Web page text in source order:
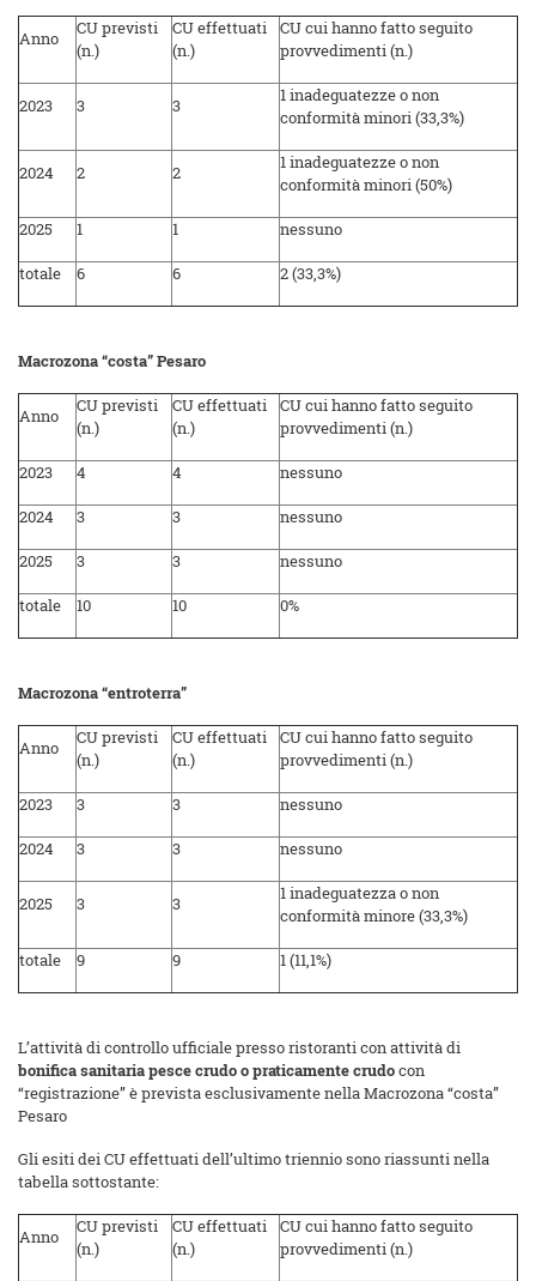
Anno
CU previsti
(n.)
CU effettuati
(n.)
CU cui hanno fatto seguito
provvedimenti (n.)
2023 3 3
1 inadeguatezze o non
conformità minori (33,3%)
2024 2 2
1 inadeguatezze o non
conformità minori (50%)
2025 1 1 nessuno
totale 6 6 2 (33,3%)
Macrozona “costa” Pesaro
Anno
CU previsti
(n.)
CU effettuati
(n.)
CU cui hanno fatto seguito
provvedimenti (n.)
2023 4 4 nessuno
2024 3 3 nessuno
2025 3 3 nessuno
totale 10 10 0%
Macrozona “entroterra”
Anno
CU previsti
(n.)
CU effettuati
(n.)
CU cui hanno fatto seguito
provvedimenti (n.)
2023 3 3 nessuno
2024 3 3 nessuno
2025 3 3
1 inadeguatezza o non
conformità minore (33,3%)
totale 9 9 1 (11,1%)
L’attività di controllo ufficiale presso ristoranti con attività di
bonifica sanitaria pesce crudo o praticamente crudocon
“registrazione” è prevista esclusivamente nella Macrozona “costa”
Pesaro
Gli esiti dei CU effettuati dell’ultimo triennio sono riassunti nella
tabella sottostante:
Anno
CU previsti
(n.)
CU effettuati
(n.)
CU cui hanno fatto seguito
provvedimenti (n.)